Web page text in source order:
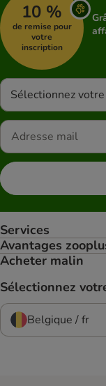
10 %
de remise pour
votre
inscription
Sélectionnez
Services
Avantages
Acheter malin
Sélectionnez
Belgique / fr